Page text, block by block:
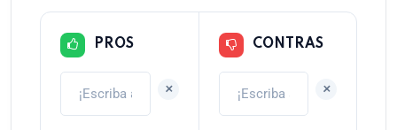
PROS
+
CONTRAS
+